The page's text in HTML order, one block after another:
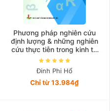
Phương pháp nghiên cứu
định lượng & những nghiên
cứu thực tiễn trong kinh tế
phát triển - nông nghiệp
Đinh Phi Hổ
Chỉ từ 13.984₫